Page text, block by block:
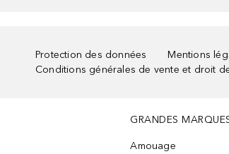
Protection des données Mentions
Conditions générales de vente et droit
GRANDES
Amouage